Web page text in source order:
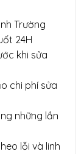
Trường
24H
khi sửa
chi phí sửa
những lần
lỗi và linh